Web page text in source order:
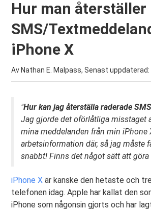
Hur man återställer
SMS/
iPhone X
Av Nathan E. Malpass, Senast uppdaterad:
"Hur kan jag återställa raderade
Jag gjorde det oförlåtliga misstaget
mina meddelanden från min iPhone
arbetsinformation där, så jag måste
snabbt! Finns det något sätt att göra
iPhone X är kanske den hetaste och
telefonen idag. Apple har kallat den
iPhone som någonsin gjorts och har